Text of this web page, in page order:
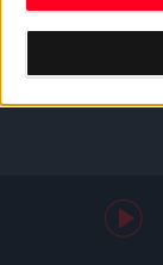
επιστρέφοντας
κουμπί